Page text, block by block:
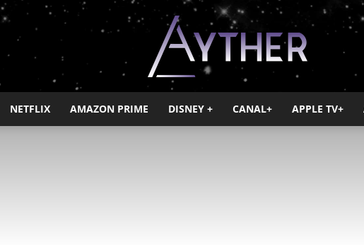
Ayther
NETFLIX AMAZON PRIME DISNEY + CANAL+ APPLE TV+